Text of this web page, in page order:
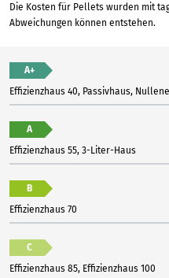
Die Kosten für Pellets wurden mit
Abweichungen können entstehen.
A+
Effizienzhaus 40, Passivhaus,
A
Effizienzhaus 55, 3-Liter-Haus
B
Effizienzhaus 70
C
Effizienzhaus 85, Effizienzhaus 100